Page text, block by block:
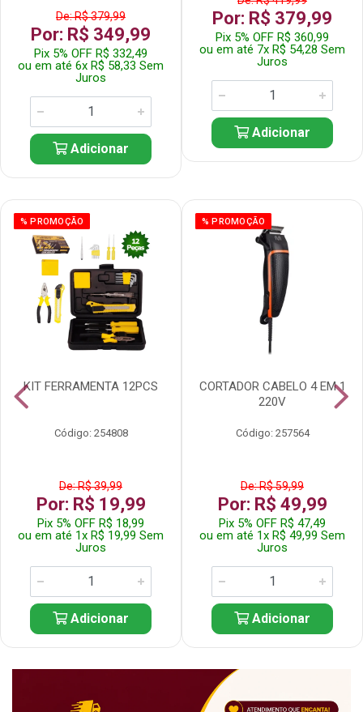
De: R$ 379,99
Por: R$ 349,99
Pix 5% OFF R$ 332,49
ou em até 6x R$ 58,33 Sem
Juros
Adicionar
Por: R$ 379,99
Pix 5% OFF R$ 360,99
ou em até 7x R$ 54,28 Sem
Juros
Adicionar
% PROMOÇÃO
KIT FERRAMENTA 12PCS
Código: 254808
De: R$ 39,99
Por: R$ 19,99
Pix 5% OFF R$ 18,99
ou em até 1x R$ 19,99 Sem
Juros
Adicionar
% PROMOÇÃO
CORTADOR CABELO 4 EM 1
220V
Código: 257564
De: R$ 59,99
Por: R$ 49,99
Pix 5% OFF R$ 47,49
ou em até 1x R$ 49,99 Sem
Juros
Adicionar